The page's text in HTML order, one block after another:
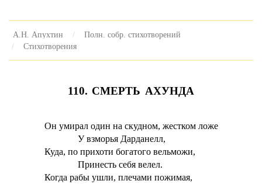
А.Н. Апухтин
Полн. собр. стихотворений
Стихотворения
110. СМЕРТЬ АХУНДА
Он умирал один на скудном, жестком ложе
У взморья Дарданелл,
Куда, по прихоти богатого вельможи,
Принесть себя велел.
Когда рабы ушли, плечами пожимая,